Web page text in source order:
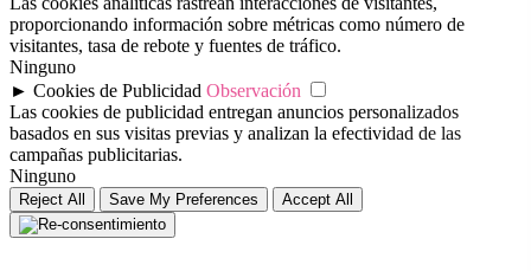
proporcionando información sobre métricas como número de
visitantes, tasa de rebote y fuentes de tráfico.
Ninguno
► Cookies de Publicidad Observación
Las cookies de publicidad entregan anuncios personalizados
basados en sus visitas previas y analizan la efectividad de las
campañas publicitarias.
Ninguno
Reject All Save My Preferences Accept All